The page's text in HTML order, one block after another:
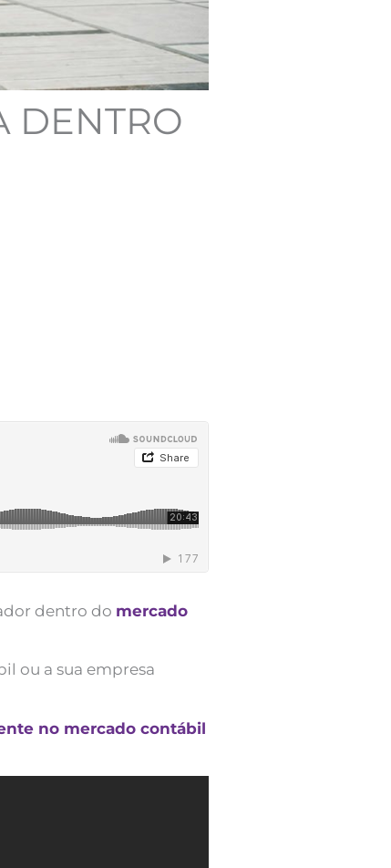
DENTRO
dentro do mercado
ou a sua empresa
no mercado contábil